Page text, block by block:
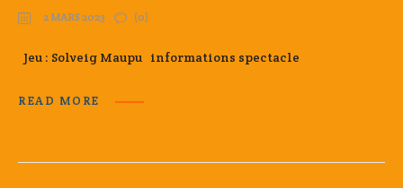
2 MARS 2023 (0)
Jeu : Solveig Maupu informations spectacle
READ MORE